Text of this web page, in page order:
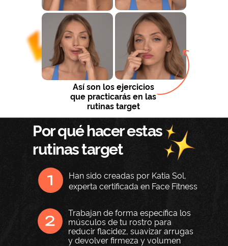
Así son los ejercicios
que practicarás en las
rutinas target
Por qué hacer estas
rutinas target
Han sido creadas por Katia Sol,
experta certificada en Face Fitness
Trabajan de forma específica los
músculos de tu rostro para
reducir flacidez, suavizar arrugas
y devolver firmeza y volumen